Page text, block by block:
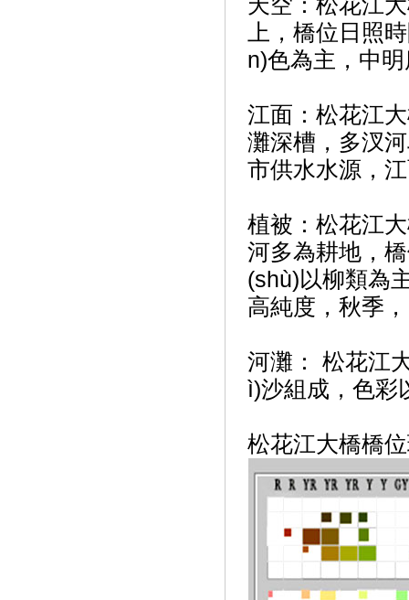
天空：松花江
上，橋位日
n)色為主，中
江面：松花江
灘深槽，多汊河段
市供水水源，江
植被：松花江大
河多為耕地
(shù)以柳類為主
高純度，秋季，
河灘： 松花江
ì)沙組成，色彩
松花江大橋橋